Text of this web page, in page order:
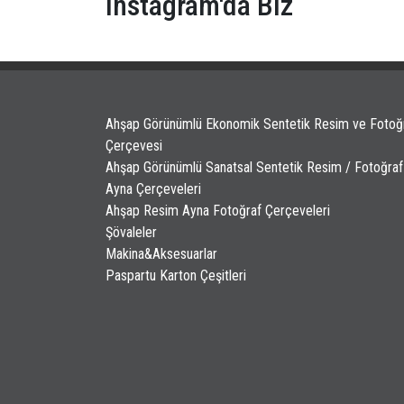
Ahşap Görünümlü Ekonomik Sentetik Resim ve
Çerçevesi
Ahşap Görünümlü Sanatsal Sentetik Resim /
Ayna Çerçeveleri
Ahşap Resim Ayna Fotoğraf Çerçeveleri
Şövaleler
Makina&Aksesuarlar
Paspartu Karton Çeşitleri